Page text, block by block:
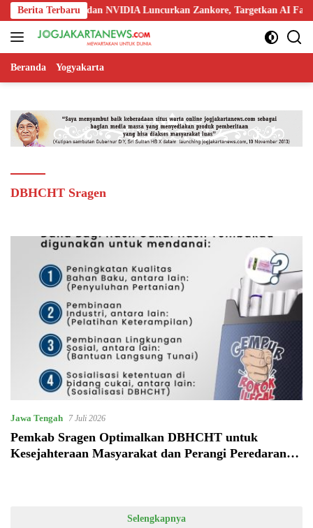
Langsung
ke
konten
Berita Terbaru
Nokia, dan NVIDIA Luncurkan Zankore, Targetkan AI Factory
Beranda Yogyakarta
DBHCHT Sragen
Jawa Tengah 7 Juli 2026
Pemkab Sragen Optimalkan DBHCHT untuk
Kesejahteraan Masyarakat dan Perangi Peredaran
Selengkapnya